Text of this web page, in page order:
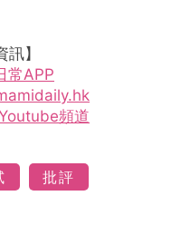
】
常APP
頻道
批評